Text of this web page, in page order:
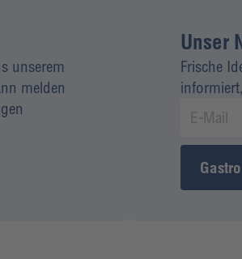
unserem
melden
Unser
Frische